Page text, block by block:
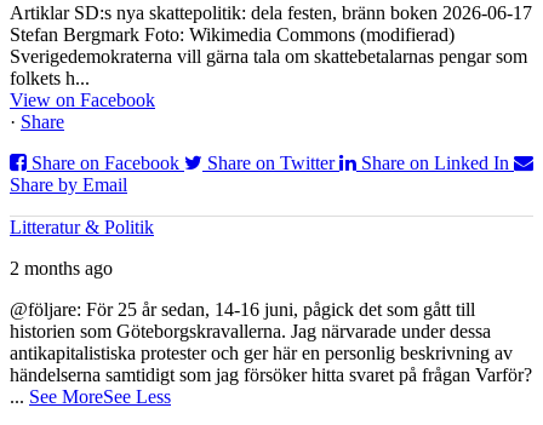
Artiklar SD:s nya skattepolitik: dela festen, bränn boken 2026-06-17
Stefan Bergmark Foto: Wikimedia Commons (modifierad)
Sverigedemokraterna vill gärna tala om skattebetalarnas pengar som
folkets h...
View on Facebook
· Share
Share on Facebook
Share on Twitter
Share on Linked In
Share by Email
Litteratur & Politik
2 months ago
@följare: För 25 år sedan, 14-16 juni, pågick det som gått till
historien som Göteborgskravallerna. Jag närvarade under dessa
antikapitalistiska protester och ger här en personlig beskrivning av
händelserna samtidigt som jag försöker hitta svaret på frågan Varför?
... See MoreSee Less